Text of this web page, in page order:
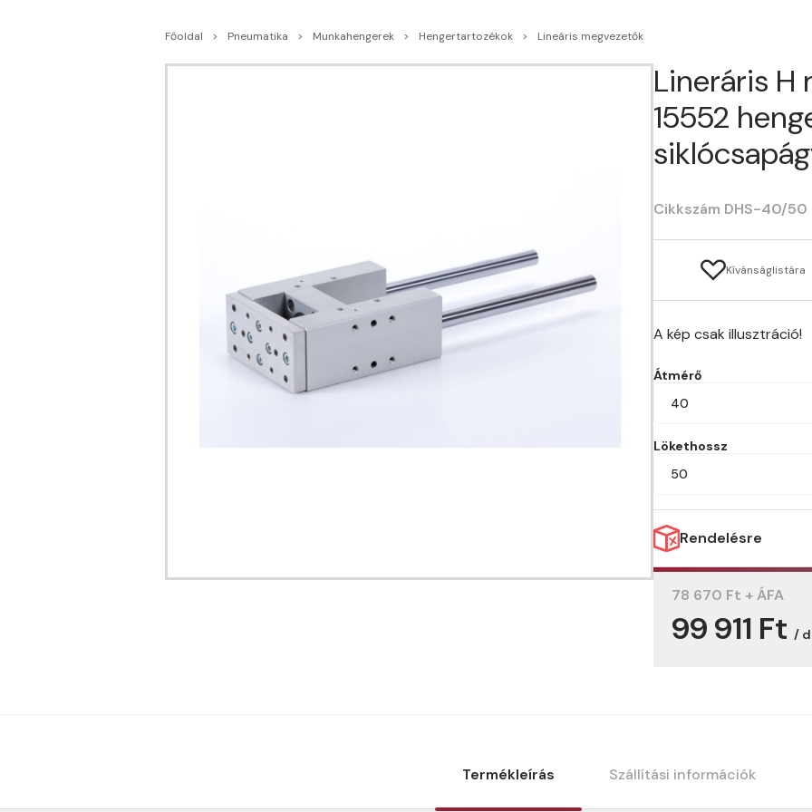
Főoldal Pneumatika Munkahengerek Hengertartozékok Lineáris megvezetők
Lineráris H
15552
Cikkszám DHS-40/50
Kívánságlistára
A kép csak illusztráció!
Átmérő
40
Lökethossz
50
Rendelésre
78 670 Ft + ÁFA
99 911 Ft /
Termékleírás Szállítási információk